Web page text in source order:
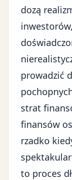
dozą
prowadzić
strat
finansów
rzadko
to proces